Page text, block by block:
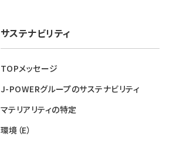
サステナビリティ
TOPメッセージ
J-POWERグループのサステナビリティ
マテリアリティの特定
環境（E）